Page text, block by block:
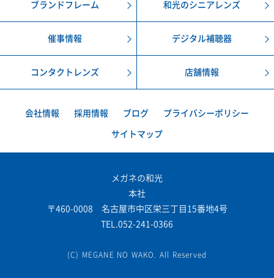
ブランドフレーム 和光のシニアレンズ
催事情報 デジタル補聴器
コンタクトレンズ 店舗情報
会社情報 採用情報 ブログ プライバシーポリシー
サイトマップ
メガネの和光
本社
〒460-0008 名古屋市中区栄三丁目15番地4号
TEL.052-241-0366
(C) MEGANE NO WAKO. All Reserved